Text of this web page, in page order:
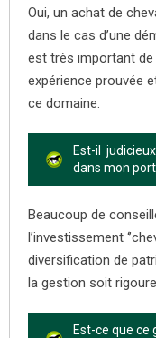
Oui, un achat de
dans le cas d’une
est très important de
expérience prouvée
ce domaine.
Est-il
dans mon
Beaucoup de
l’investissement
diversification de
la gestion soit
Est-ce que ce